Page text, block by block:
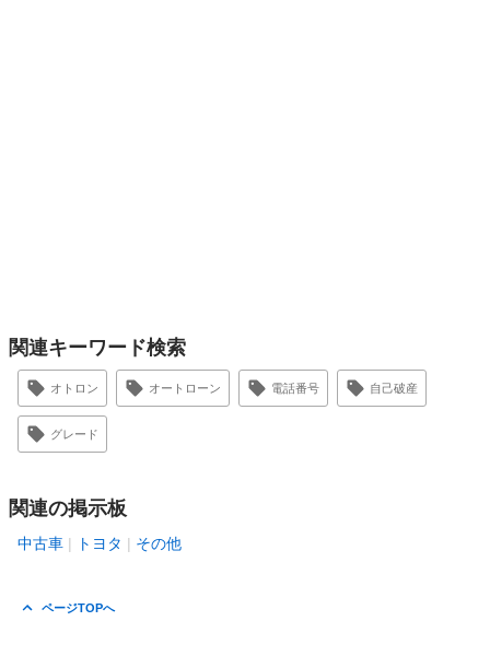
関連キーワード検索
オトロン オートローン 電話番号 自己破産
グレード
関連の掲示板
中古車 トヨタ その他
ページTOPへ